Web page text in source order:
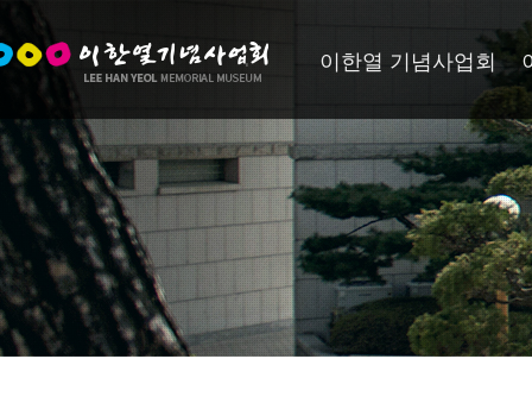
이한열 기념사업회